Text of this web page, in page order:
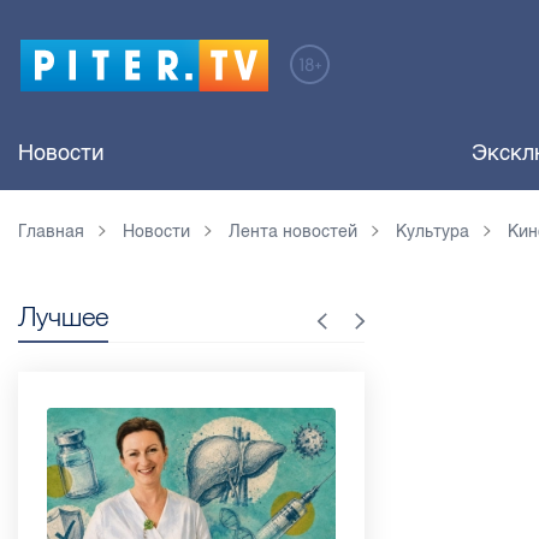
Новости
Главная Новости Лента новостей Культура
Лучшее